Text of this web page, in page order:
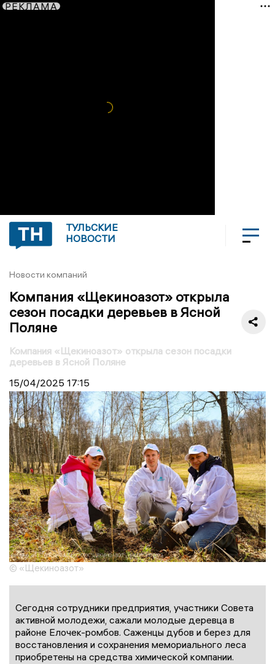
РЕКЛАМА
ТУЛЬСКИЕ
НОВОСТИ
Новости компаний
Компания «Щекиноазот» открыла
сезон посадки деревьев в Ясной
Поляне
Компания «Щекиноазот» открыла сезон посадки
деревьев в Ясной Поляне
15/04/2025 17:15
© «Щекиноазот»
Сегодня сотрудники предприятия, участники Совета
активной молодежи, сажали молодые деревца в
районе Елочек-ромбов. Саженцы дубов и берез для
восстановления и сохранения мемориального леса
приобретены на средства химической компании.